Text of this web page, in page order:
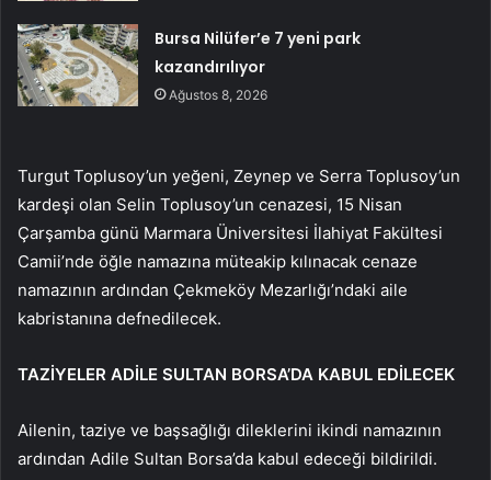
Bursa Nilüfer’e 7 yeni park
kazandırılıyor
Ağustos 8, 2026
Turgut Toplusoy’un yeğeni, Zeynep ve Serra Toplusoy’un
kardeşi olan Selin Toplusoy’un cenazesi, 15 Nisan
Çarşamba günü Marmara Üniversitesi İlahiyat Fakültesi
Camii’nde öğle namazına müteakip kılınacak cenaze
namazının ardından Çekmeköy Mezarlığı’ndaki aile
kabristanına defnedilecek.
TAZİYELER ADİLE SULTAN BORSA’DA KABUL EDİLECEK
Ailenin, taziye ve başsağlığı dileklerini ikindi namazının
ardından Adile Sultan Borsa’da kabul edeceği bildirildi.